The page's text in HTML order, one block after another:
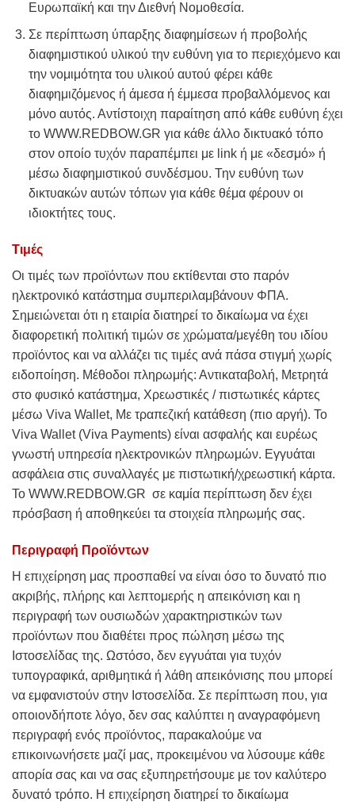
Ευρωπαϊκή και την Διεθνή Νομοθεσία.
Σε περίπτωση ύπαρξης διαφημίσεων ή προβολής
διαφημιστικού υλικού την ευθύνη για το περιεχόμενο και
την νομιμότητα του υλικού αυτού φέρει κάθε
διαφημιζόμενος ή άμεσα ή έμμεσα προβαλλόμενος και
μόνο αυτός. Αντίστοιχη παραίτηση από κάθε ευθύνη έχει
το WWW.REDBOW.GR για κάθε άλλο δικτυακό τόπο
στον οποίο τυχόν παραπέμπει με link ή με «δεσμό» ή
μέσω διαφημιστικού συνδέσμου. Την ευθύνη των
δικτυακών αυτών τόπων για κάθε θέμα φέρουν οι
ιδιοκτήτες τους.
Τιμές
Οι τιμές των προϊόντων που εκτίθενται στο παρόν
ηλεκτρονικό κατάστημα συμπεριλαμβάνουν ΦΠΑ.
Σημειώνεται ότι η εταιρία διατηρεί το δικαίωμα να έχει
διαφορετική πολιτική τιμών σε χρώματα/μεγέθη του ιδίου
προϊόντος και να αλλάζει τις τιμές ανά πάσα στιγμή χωρίς
ειδοποίηση. Μέθοδοι πληρωμής: Αντικαταβολή, Μετρητά
στο φυσικό κατάστημα, Χρεωστικές / πιστωτικές κάρτες
μέσω Viva Wallet, Με τραπεζική κατάθεση (πιο αργή). Το
Viva Wallet (Viva Payments) είναι ασφαλής και ευρέως
γνωστή υπηρεσία ηλεκτρονικών πληρωμών. Εγγυάται
ασφάλεια στις συναλλαγές με πιστωτική/χρεωστική κάρτα.
Το WWW.REDBOW.GR σε καμία περίπτωση δεν έχει
πρόσβαση ή αποθηκεύει τα στοιχεία πληρωμής σας.
Περιγραφή Προϊόντων
Η επιχείρηση μας προσπαθεί να είναι όσο το δυνατό πιο
ακριβής, πλήρης και λεπτομερής η απεικόνιση και η
περιγραφή των ουσιωδών χαρακτηριστικών των
προϊόντων που διαθέτει προς πώληση μέσω της
Ιστοσελίδας της. Ωστόσο, δεν εγγυάται για τυχόν
τυπογραφικά, αριθμητικά ή λάθη απεικόνισης που μπορεί
να εμφανιστούν στην Iστοσελίδα. Σε περίπτωση που, για
οποιονδήποτε λόγο, δεν σας καλύπτει η αναγραφόμενη
περιγραφή ενός προϊόντος, παρακαλούμε να
επικοινωνήσετε μαζί μας, προκειμένου να λύσουμε κάθε
απορία σας και να σας εξυπηρετήσουμε με τον καλύτερο
δυνατό τρόπο. Η επιχείρηση διατηρεί το δικαίωμα